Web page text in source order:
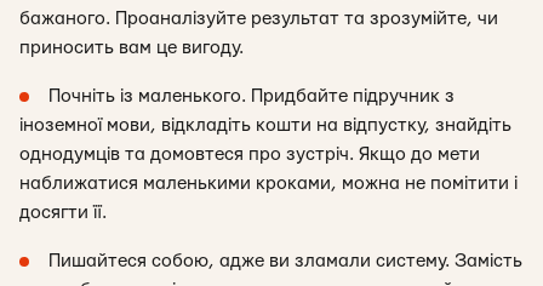
бажаного. Проаналізуйте результат та зрозумійте, чи
приносить вам це вигоду.
Почніть із маленького. Придбайте підручник з
іноземної мови, відкладіть кошти на відпустку, знайдіть
однодумців та домовтеся про зустріч. Якщо до мети
наближатися маленькими кроками, можна не помітити і
досягти її.
Пишайтеся собою, адже ви зламали систему. Замість